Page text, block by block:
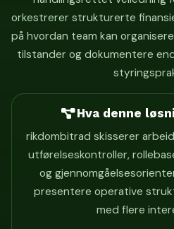
orkestrerer strukturerte
på hvordan team kan
tilstander og dokumentere
Hva denne
rikdombitrad skisserer
utførelseskontroller,
og
presentere operative
med flere